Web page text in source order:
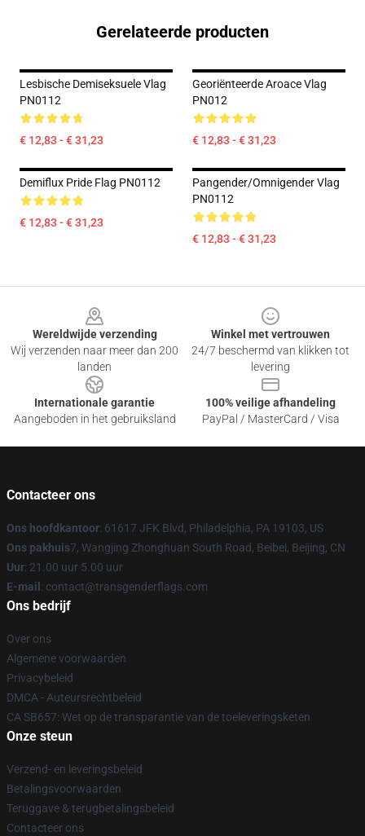
Gerelateerde producten
Lesbische Demiseksuele Vlag
PN0112
€ 12,83 - € 31,23
Georiënteerde Aroace Vlag
PN012
€ 12,83 - € 31,23
Demiflux Pride Flag PN0112
€ 12,83 - € 31,23
Pangender/Omnigender Vlag
PN0112
€ 12,83 - € 31,23
Wereldwijde verzending
Wij verzenden naar meer dan 200
landen
Winkel met vertrouwen
24/7 beschermd van klikken tot
levering
Internationale garantie
Aangeboden in het gebruiksland
100% veilige afhandeling
PayPal / MasterCard / Visa
Contacteer ons
Ons hoofdkantoor: 61617 JFK Blvd, Philadelphia, PA 19103, US
Ons pakhuis7, Wangjing Zhonghuan South Road, Beibei, Beijing, CN
Uur: 21.00 uur 5.00 uur
E-mail : contact@transgenderflags.com
Ons bedrijf
Over ons
Algemene voorwaarden
Privacybeleid
DMCA - Auteursrechtbeleid
CA SB657: Wet op de transparantie van de toeleveringsketen
Onze steun
Verzend- en leveringsbeleid
Betalingsvoorwaarden
Teruggave & terugbetalingsbeleid
Contacteer ons